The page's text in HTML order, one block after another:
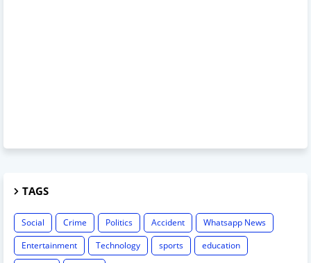
TAGS
Social Crime Politics Accident
Whatsapp News
Entertainment
Technology sports
education